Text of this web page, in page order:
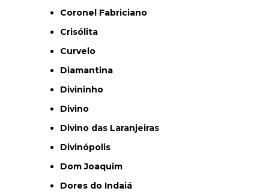
Coronel Fabriciano
Crisólita
Curvelo
Diamantina
Divininho
Divino
Divino das Laranjeiras
Divinópolis
Dom Joaquim
Dores do Indaiá